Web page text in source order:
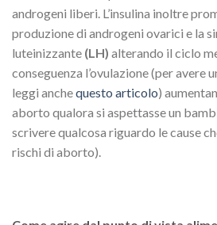
androgeni liberi. L’insulina inoltre
produzione di androgeni ovarici e la
luteinizzante (LH) alterando il ciclo
conseguenza l’ovulazione (per avere
leggi anchequesto articolo)
aborto qualora si aspettasse un
scrivere qualcosa riguardo le cause
rischi di aborto).